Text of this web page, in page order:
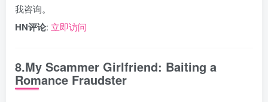
我咨询。
HN评论: 立即访问
8.My Scammer Girlfriend: Baiting a
Romance Fraudster